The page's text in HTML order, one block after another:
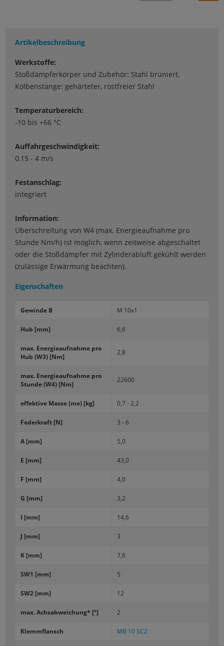
Artikelbeschreibung
Werkstoffe:
Stoßdämpferkörper und Zubehör: Stahl brüniert,
Kolbenstange: gehärteter, rostfreier Stahl
Temperaturbereich:
-10 bis +66 °C
Auffahrgeschwindigkeit:
0,15 - 4 m/s
Festanschlag:
integriert
Information:
Überschreitung von W4 (max. Energieaufnahme pro
Stunde Nm/h) ist möglich, wenn zeitweise abgeschaltet
oder die Stoßdämpfer mit Zylinderabluft gekühlt werden
(zulässige Erwärmung beachten).
Eigenschaften
Ge­win­de B M 10x1
Hub [mm] 6,6
max. En­er­gie­auf­nah­me pro
Hub (W3) [Nm]
2,8
max. En­er­gie­auf­nah­me pro
Stun­de (W4) [Nm]
22600
ef­fek­ti­ve Masse (me) [kg] 0,7 - 2,2
Fe­der­kraft [N] 3 - 6
A [mm] 5,0
E [mm] 43,0
F [mm] 4,0
G [mm] 3,2
I [mm] 14,6
J [mm] 3
K [mm] 7,6
SW1 [mm] 5
SW2 [mm] 12
max. Achs­ab­wei­chung* [°] 2
Klemm­flansch MB 10 SC2